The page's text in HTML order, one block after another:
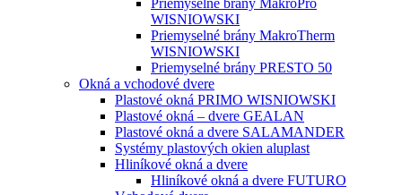
Priemyselné brány MakroPro
WISNIOWSKI
Priemyselné brány MakroTherm
WISNIOWSKI
Priemyselné brány PRESTO 50
Okná a vchodové dvere
Plastové okná PRIMO WISNIOWSKI
Plastové okná – dvere GEALAN
Plastové okná a dvere SALAMANDER
Systémy plastových okien aluplast
Hliníkové okná a dvere
Hliníkové okná a dvere FUTURO